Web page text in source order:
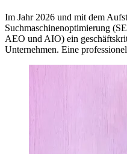
Im Jahr 2026 und mit dem
Suchmaschinenoptimierung
AEO und AIO) ein
Unternehmen. Eine